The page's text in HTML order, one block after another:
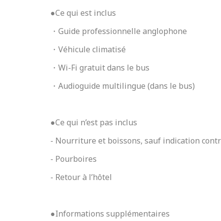
●Ce qui est inclus
・Guide professionnelle anglophone
・Véhicule climatisé
・Wi-Fi gratuit dans le bus
・Audioguide multilingue (dans le bus)
●Ce qui n’est pas inclus
- Nourriture et boissons, sauf indication
- Pourboires
- Retour à l’hôtel
●Informations supplémentaires
Veuillez patienter